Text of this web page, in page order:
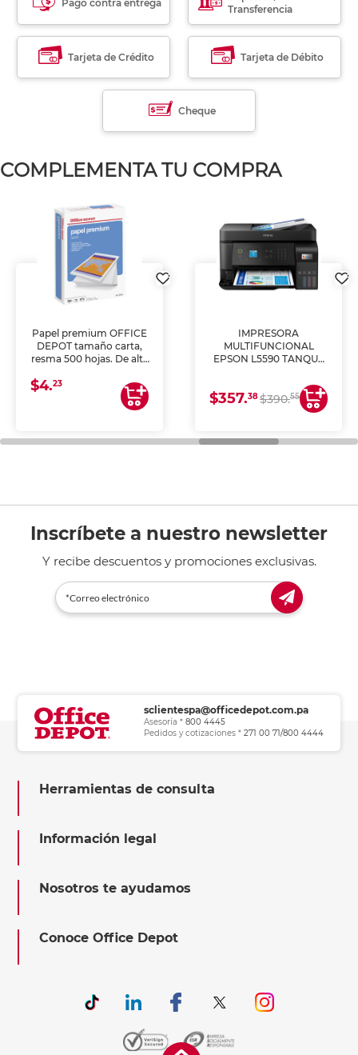
Pago contra entrega
Transferencia
Tarjeta de Crédito Tarjeta de Débito
Cheque
COMPLEMENTA TU COMPRA
Papel premium OFFICE
DEPOT tamaño carta,
resma 500 hojas. De alta
uniforme, ideal para
impresoras de inyección
de tinta y láser,
general de oficina.
$4.23
IMPRESORA
MULTIFUNCIONAL
EPSON L5590 TANQUE
COPIA Y ESCANEA)
$357.38$390.55
Inscríbete a nuestro newsletter
Y recibe descuentos y promociones exclusivas.
sclientespa@officedepot.com.pa
Asesoría * 800 4445
Pedidos y cotizaciones * 271 00 71/800 4444
Herramientas de consulta
Información legal
Nosotros te ayudamos
Conoce Office Depot